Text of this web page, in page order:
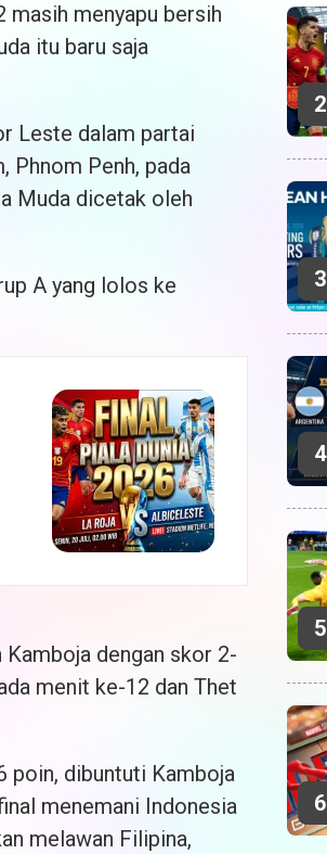
menyapu bersih
itu baru saja
Leste dalam partai
Phnom Penh, pada
Muda dicetak oleh
A yang lolos ke
Kamboja dengan skor 2-
menit ke-12 dan Thet
poin, dibuntuti Kamboja
menemani Indonesia
melawan Filipina,
2
3
4
5
6